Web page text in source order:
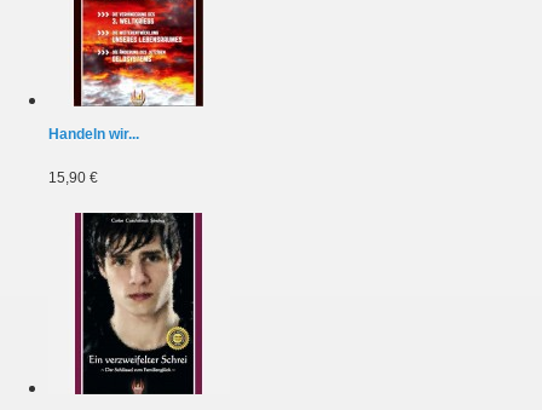
Handeln wir...
15,90 €